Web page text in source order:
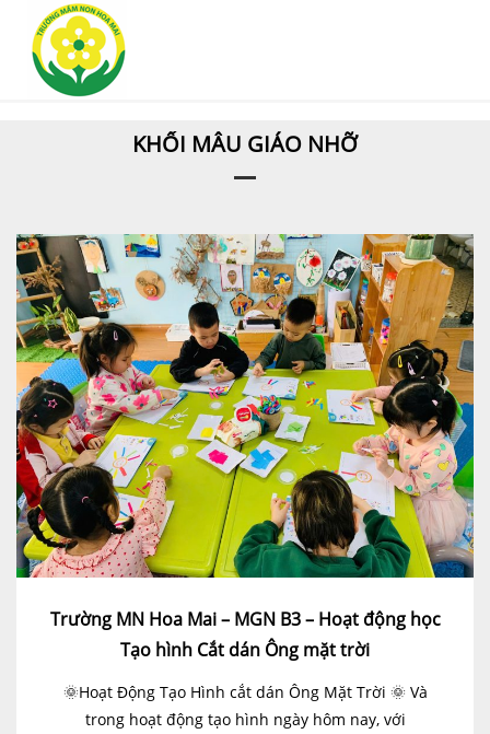
KHỐI MẪU GIÁO NHỠ
Trường MN Hoa Mai – MGN B3 – Hoạt động học
Tạo hình Cắt dán Ông mặt trời
🌞Hoạt Động Tạo Hình cắt dán Ông Mặt Trời 🌞 Và
trong hoạt động tạo hình ngày hôm nay, với